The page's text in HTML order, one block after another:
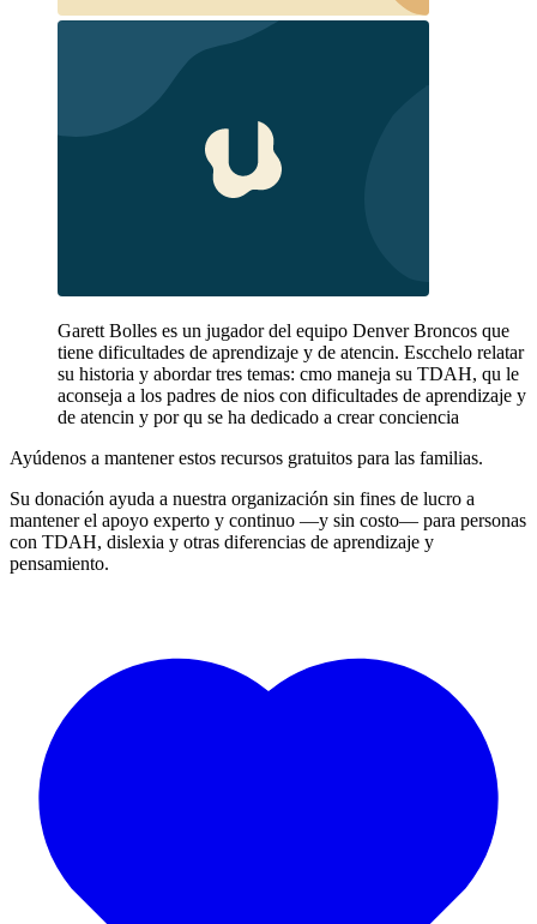
Garett Bolles es un jugador del equipo Denver Broncos que
tiene dificultades de aprendizaje y de atencin. Escchelo relatar
su historia y abordar tres temas: cmo maneja su TDAH, qu le
aconseja a los padres de nios con dificultades de aprendizaje y
de atencin y por qu se ha dedicado a crear conciencia
Ayúdenos a mantener estos recursos gratuitos para las familias.
Su donación ayuda a nuestra organización sin fines de lucro a
mantener el apoyo experto y continuo —y sin costo— para personas
con TDAH, dislexia y otras diferencias de aprendizaje y
pensamiento.